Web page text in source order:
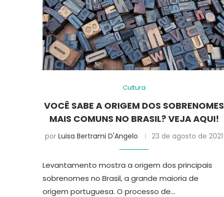
Cultura
VOCÊ SABE A ORIGEM DOS SOBRENOMES
MAIS COMUNS NO BRASIL? VEJA AQUI!
porLuisa Bertrami D'Angelo 23 de agosto de 2021
Levantamento mostra a origem dos principais
sobrenomes no Brasil, a grande maioria de
origem portuguesa. O processo de…